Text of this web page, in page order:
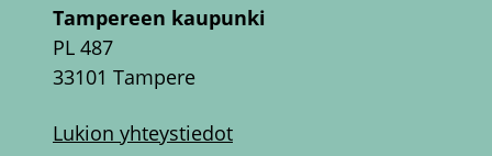
Tampereen kaupunki
PL 487
33101 Tampere
Lukion yhteystiedot